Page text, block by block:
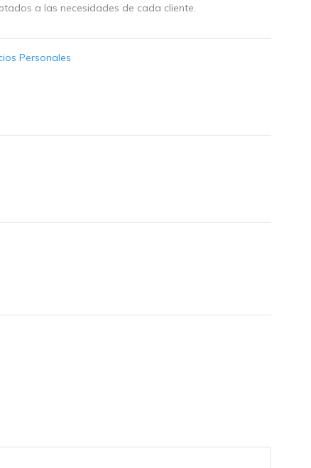
a las necesidades de cada cliente.
Personales